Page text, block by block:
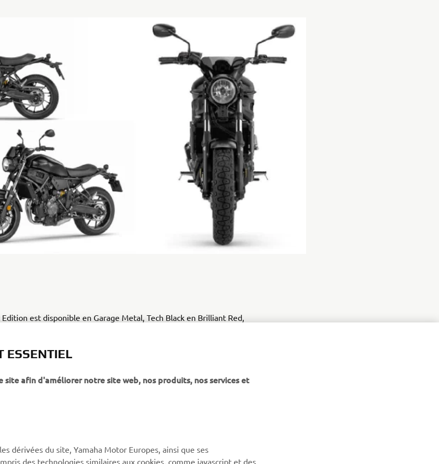
Edition est disponible en Garage Metal, Tech Black en Brilliant Red,
Découvrez en exclusivité les dernières offres, les événements
ESSENTIEL
afin d'améliorer notre site web, nos produits, nos services et
dérivées du site, Yamaha Motor Europes, ainsi que ses
des technologies similaires aux cookies, comme javascript et des